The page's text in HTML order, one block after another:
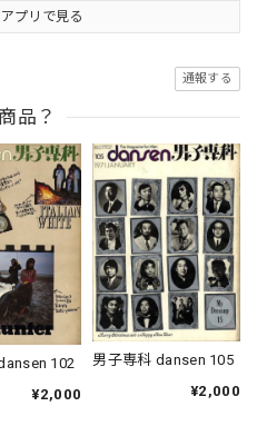
プリで見る
通報する
品？
102
¥2,000
男子専科 dansen 105
¥2,000